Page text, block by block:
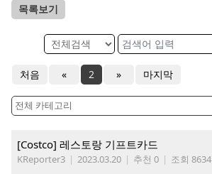
목록보기
처음 « 2 » 마지막
[Costco] 레스토랑 기프트카드
KReporter3 | 2023.03.20 | 추천 0 | 조회 8634